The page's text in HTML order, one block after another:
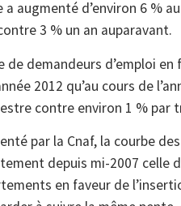
augmenté d’environ 6 %
3 % un an auparavant.
de demandeurs d’emploi
2012 qu’au cours de
contre environ 1 % par
par la Cnaf, la courbe
depuis mi-2007 celle
en faveur de